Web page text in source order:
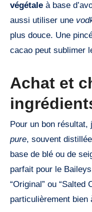
végétale à base
aussi utiliser une
plus douce. Une
cacao peut sublimer
Achat et
Pour un bon
pure, souvent
base de blé ou de
parfait pour le
“Original” ou “Salted
particulièrement bien